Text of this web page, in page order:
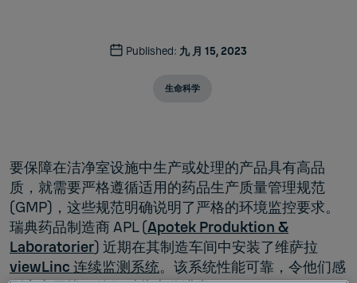
Published: 九 月 15, 2023
生命科学
要保障在洁净室设施中生产或处理的产品具有高品
质，就需要严格遵循适用的药品生产质量管理规范
(GMP)，这些规范明确说明了严格的环境监控要求。
瑞典药品制造商 APL (Apotek Produktion &
Laboratorier) 近期在其制造车间中安装了维萨拉
viewLinc 连续监测系统。该系统性能可靠，令他们感